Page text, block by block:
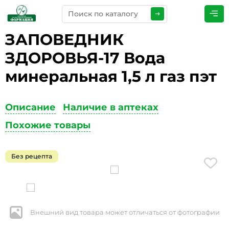
ЗАПОВЕДНИК
ЗДОРОВЬЯ-17 Вода
минеральная 1,5 л газ пэт
Описание
Наличие в аптеках
Похожие товары
Без рецепта
Внешний вид товара может отличаться от фотографии
ПРЕДСТАВЬТЕСЬ*